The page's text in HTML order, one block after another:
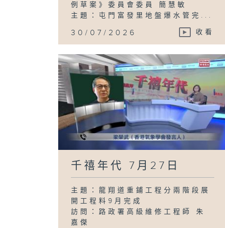
例草案》委員會委員 簡慧敏
主題：屯門富發里地盤爆水管完...
30/07/2026 收看
千禧年代 7月27日
主題：龍翔道重鋪工程分兩階段展
開工程料9月完成
訪問：路政署高級維修工程師 朱
嘉傑